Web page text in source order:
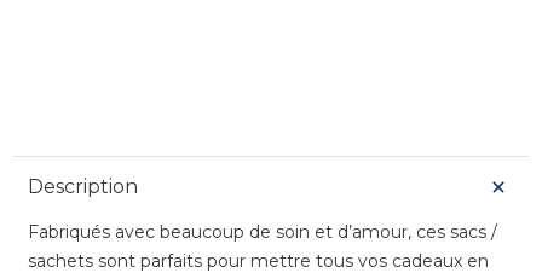
Description
Fabriqués avec beaucoup de soin et d’amour, ces sacs /
sachets sont parfaits pour mettre tous vos cadeaux en